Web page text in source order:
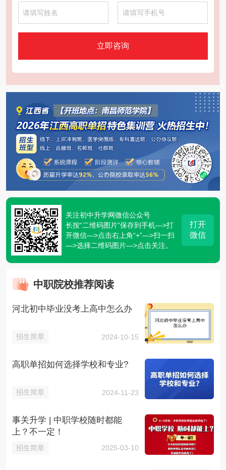
立即咨询
关注初中升学网微信公众号
长按“二维码图片”保存到手机—>打
开微信—>点击右上角“+”—>扫一扫
—>选择二维码图片—>点击关注。
打开
微信
中职院校推荐阅读
河北初中毕业没考上高中怎么办
招生简章 2024-10-15
高职单招如何选择学校和专业?
招生简章 2024-11-23
事关升学 | 中职学校随时都能
上？不一定！
招生简章 2025-03-10